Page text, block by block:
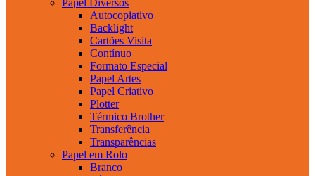
Autocopiativo
Backlight
Cartões Visita
Contínuo
Formato Especial
Papel Artes
Papel Criativo
Plotter
Térmico Brother
Transferência
Transparências
Papel em Rolo
Branco